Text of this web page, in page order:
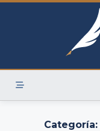
Skip
Categoría: